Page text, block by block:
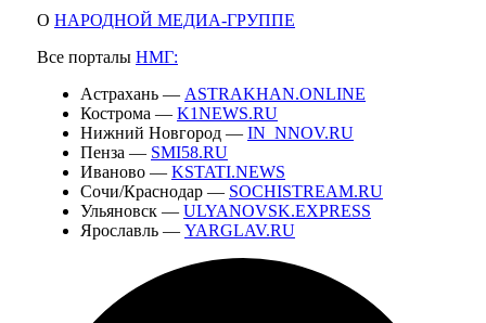
О НАРОДНОЙ МЕДИА-ГРУППЕ
Все порталы НМГ:
Астрахань — ASTRAKHAN.ONLINE
Кострома — K1NEWS.RU
Нижний Новгород — IN_NNOV.RU
Пенза — SMI58.RU
Иваново — KSTATI.NEWS
Сочи/Краснодар — SOCHISTREAM.RU
Ульяновск — ULYANOVSK.EXPRESS
Ярославль — YARGLAV.RU